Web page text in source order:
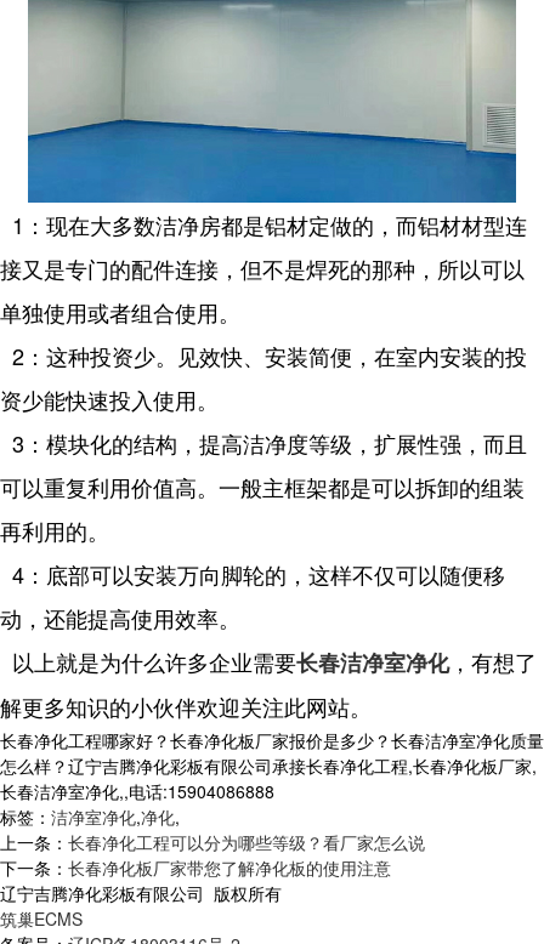
1：现在大多数洁净房都是铝材定做的，而铝材材型连
接又是专门的配件连接，但不是焊死的那种，所以可以
单独使用或者组合使用。
2：这种投资少。见效快、安装简便，在室内安装的投
资少能快速投入使用。
3：模块化的结构，提高洁净度等级，扩展性强，而且
可以重复利用价值高。一般主框架都是可以拆卸的组装
再利用的。
4：底部可以安装万向脚轮的，这样不仅可以随便移
动，还能提高使用效率。
以上就是为什么许多企业需要长春洁净室净化，有想了
解更多知识的小伙伴欢迎关注此网站。
长春净化工程哪家好？长春净化板厂家报价是多少？长春洁净室净化质量
怎么样？辽宁吉腾净化彩板有限公司承接长春净化工程,长春净化板厂家,
长春洁净室净化,,电话:15904086888
标签： 洁净室净化,净化,
上一条： 长春净化工程可以分为哪些等级？看厂家怎么说
下一条： 长春净化板厂家带您了解净化板的使用注意
辽宁吉腾净化彩板有限公司 版权所有
筑巢ECMS